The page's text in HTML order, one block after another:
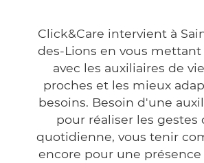
Click&Care intervient à
des-Lions en vous
avec les auxiliaires de
proches et les mieux
besoins. Besoin d'une
pour réaliser les gestes
quotidienne, vous tenir
encore pour une présence